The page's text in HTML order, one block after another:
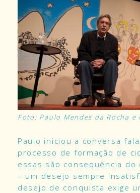
Foto: Paulo Mendes da Rocha
Paulo iniciou a conversa
processo de formação de
essas são consequência do
– um desejo sempre
desejo de conquista exige